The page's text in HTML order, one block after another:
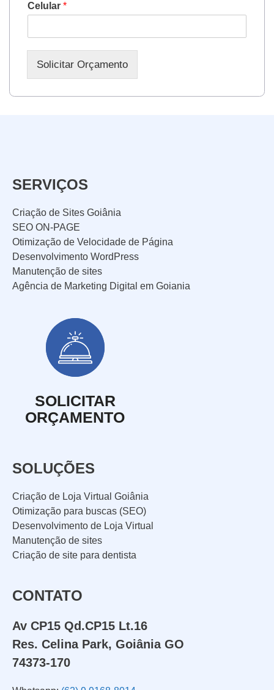
Celular *
Solicitar Orçamento
SERVIÇOS
Criação de Sites Goiânia
SEO ON-PAGE
Otimização de Velocidade de Página
Desenvolvimento WordPress
Manutenção de sites
Agência de Marketing Digital em Goiania
SOLICITAR
ORÇAMENTO
SOLUÇÕES
Criação de Loja Virtual Goiânia
Otimização para buscas (SEO)
Desenvolvimento de Loja Virtual
Manutenção de sites
Criação de site para dentista
CONTATO
Av CP15 Qd.CP15 Lt.16
Res. Celina Park, Goiânia GO
74373-170